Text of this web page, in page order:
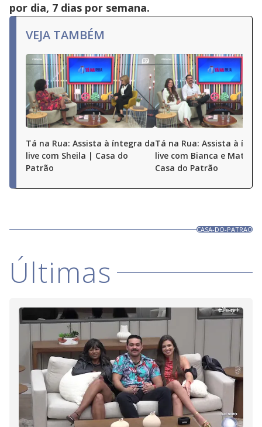
por dia, 7 dias por semana.
VEJA TAMBÉM
Tá na Rua: Assista à íntegra da
live com Sheila | Casa do
Patrão
Tá na Rua: Assista à
live com Bianca e
Casa do Patrão
CASA-DO-PATRAO
Últimas